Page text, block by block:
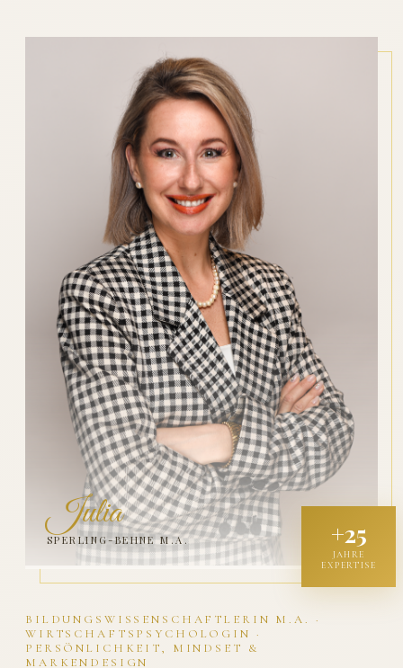
BILDUNGSWISSENSCHAFTLERIN M.A. ·
WIRTSCHAFTSPSYCHOLOGIN ·
PERSÖNLICHKEIT, MINDSET &
MARKENDESIGN
Julia
SPERLING-BEHNE M.A. +25
JAHRE
EXPERTISE